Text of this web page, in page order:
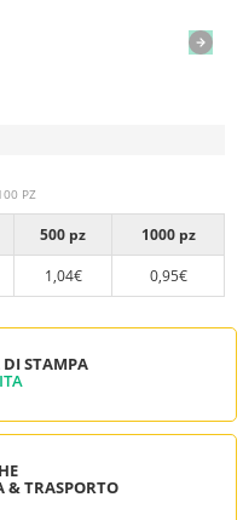
PZ
500 pz
1000 pz
1,04€ 0,95€
STAMPA
& TRASPORTO